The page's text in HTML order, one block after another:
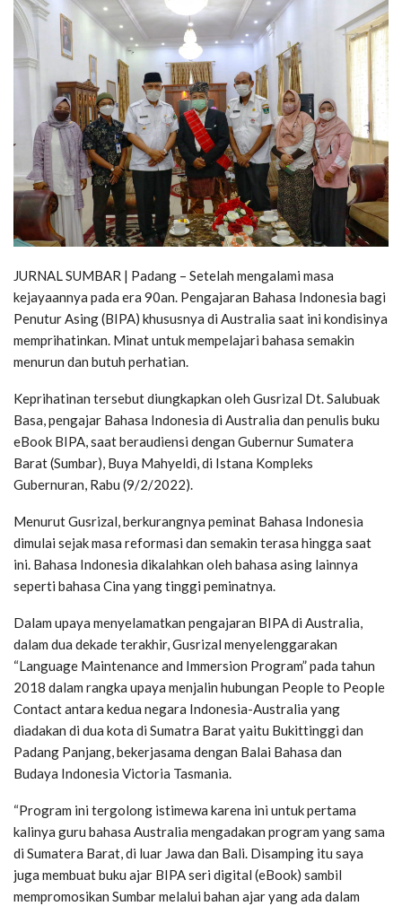
JURNAL SUMBAR | Padang – Setelah mengalami masa
kejayaannya pada era 90an. Pengajaran Bahasa Indonesia bagi
Penutur Asing (BIPA) khususnya di Australia saat ini kondisinya
memprihatinkan. Minat untuk mempelajari bahasa semakin
menurun dan butuh perhatian.
Keprihatinan tersebut diungkapkan oleh Gusrizal Dt. Salubuak
Basa, pengajar Bahasa Indonesia di Australia dan penulis buku
eBook BIPA, saat beraudiensi dengan Gubernur Sumatera
Barat (Sumbar), Buya Mahyeldi, di Istana Kompleks
Gubernuran, Rabu (9/2/2022).
Menurut Gusrizal, berkurangnya peminat Bahasa Indonesia
dimulai sejak masa reformasi dan semakin terasa hingga saat
ini. Bahasa Indonesia dikalahkan oleh bahasa asing lainnya
seperti bahasa Cina yang tinggi peminatnya.
Dalam upaya menyelamatkan pengajaran BIPA di Australia,
dalam dua dekade terakhir, Gusrizal menyelenggarakan
“Language Maintenance and Immersion Program” pada tahun
2018 dalam rangka upaya menjalin hubungan People to People
Contact antara kedua negara Indonesia-Australia yang
diadakan di dua kota di Sumatra Barat yaitu Bukittinggi dan
Padang Panjang, bekerjasama dengan Balai Bahasa dan
Budaya Indonesia Victoria Tasmania.
“Program ini tergolong istimewa karena ini untuk pertama
kalinya guru bahasa Australia mengadakan program yang sama
di Sumatera Barat, di luar Jawa dan Bali. Disamping itu saya
juga membuat buku ajar BIPA seri digital (eBook) sambil
mempromosikan Sumbar melalui bahan ajar yang ada dalam